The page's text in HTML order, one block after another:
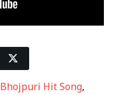
Bhojpuri Hit Song,